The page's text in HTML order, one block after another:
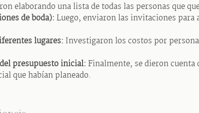
elaborando una lista de todas las personas que
de boda): Luego, enviaron las invitaciones para
lugares: Investigaron los costos por
presupuesto inicial: Finalmente, se dieron cuenta
que habían planeado.